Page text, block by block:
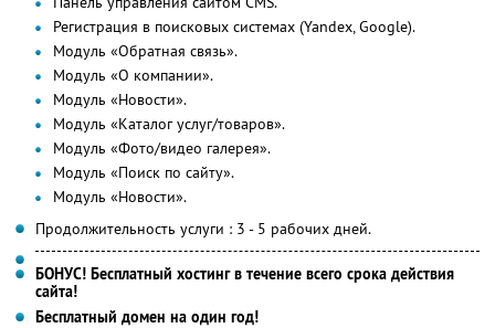
Регистрация в поисковых системах (Yandex, Google).
Модуль «Обратная связь».
Модуль «О компании».
Модуль «Новости».
Модуль «Каталог услуг/товаров».
Модуль «Фото/видео галерея».
Модуль «Поиск по сайту».
Модуль «Новости».
Продолжительность услуги : 3 - 5 рабочих дней.
БОНУС! Бесплатный хостинг в течение всего срока действия
сайта!
Бесплатный домен на один год!